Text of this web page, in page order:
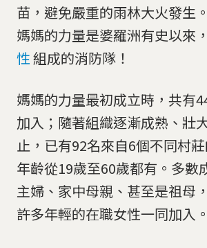
苗，避免嚴重的雨林大火發生
媽媽的力量是婆羅洲有史以來
性組成的消防隊！
媽媽的力量最初成立時，共有
加入；隨著組織逐漸成熟、壯
止，已有92名來自6個不同村
年齡從19歲至60歲都有。多數
主婦、家中母親、甚至是祖母
許多年輕的在職女性一同加入。